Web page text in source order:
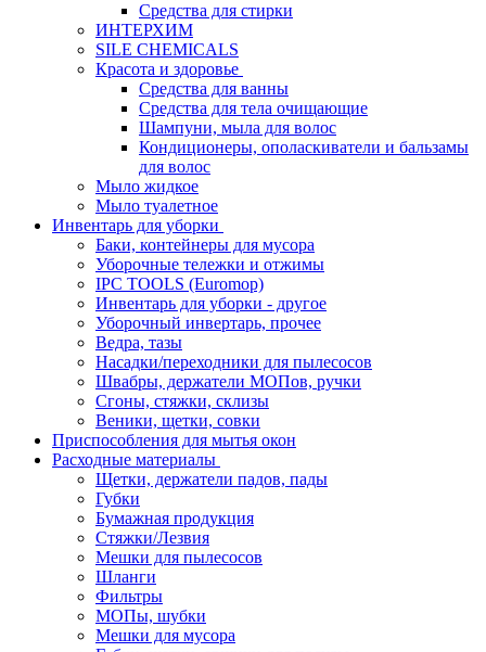
Средства для стирки
ИНТЕРХИМ
SILE CHEMICALS
Красота и здоровье
Средства для ванны
Средства для тела очищающие
Шампуни, мыла для волос
Кондиционеры, ополаскиватели и бальзамы
для волос
Мыло жидкое
Мыло туалетное
Инвентарь для уборки
Баки, контейнеры для мусора
Уборочные тележки и отжимы
IPC TOOLS (Euromop)
Инвентарь для уборки - другое
Уборочный инвертарь, прочее
Ведра, тазы
Насадки/переходники для пылесосов
Швабры, держатели МОПов, ручки
Сгоны, стяжки, склизы
Веники, щетки, совки
Приспособления для мытья окон
Расходные материалы
Щетки, держатели падов, пады
Губки
Бумажная продукция
Стяжки/Лезвия
Мешки для пылесосов
Шланги
Фильтры
МОПы, шубки
Мешки для мусора